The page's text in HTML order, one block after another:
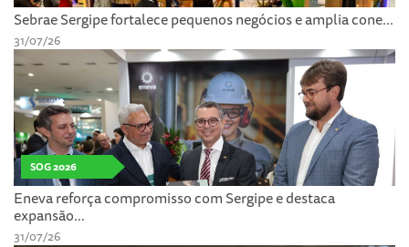
Sebrae Sergipe fortalece pequenos negócios e amplia cone...
31/07/26
SOG 2026
Eneva reforça compromisso com Sergipe e destaca
expansão...
31/07/26